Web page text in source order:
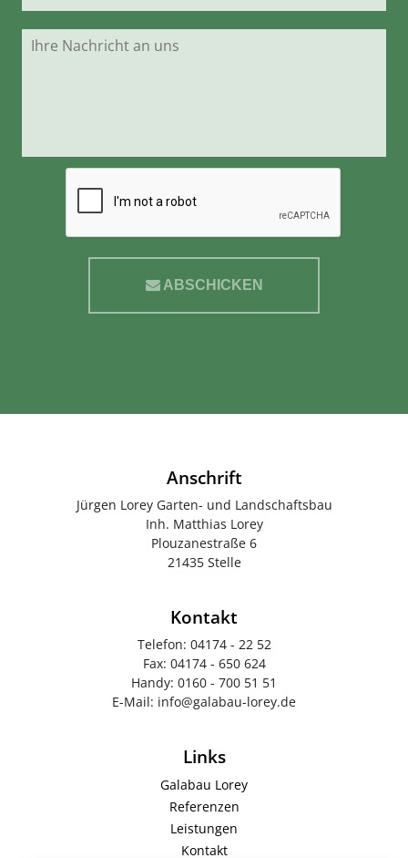
ABSCHICKEN
Anschrift
Jürgen Lorey Garten- und Landschaftsbau
Inh. Matthias Lorey
Plouzanestraße 6
21435 Stelle
Kontakt
Telefon: 04174 - 22 52
Fax: 04174 - 650 624
Handy: 0160 - 700 51 51
E-Mail: info@galabau-lorey.de
Links
Galabau Lorey
Referenzen
Leistungen
Kontakt